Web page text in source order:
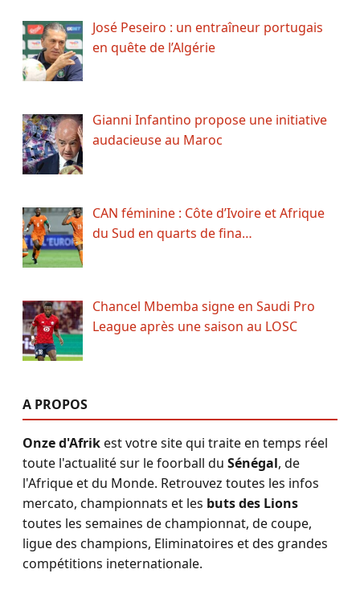
José Peseiro : un entraîneur portugais
en quête de l’Algérie
Gianni Infantino propose une initiative
audacieuse au Maroc
CAN féminine : Côte d’Ivoire et Afrique
du Sud en quarts de fina…
Chancel Mbemba signe en Saudi Pro
League après une saison au LOSC
A PROPOS
Onze d'Afrikest votre site qui traite en temps réel
toute l'actualité sur le foorball du Sénégal, de
l'Afrique et du Monde. Retrouvez toutes les infos
mercato, championnats et les buts des Lions
toutes les semaines de championnat, de coupe,
ligue des champions, Eliminatoires et des grandes
compétitions ineternationale.